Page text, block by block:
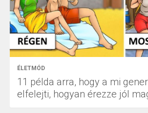
ÉLETMÓD
11 példa arra, hogy a mi
elfelejti, hogyan érezze jól